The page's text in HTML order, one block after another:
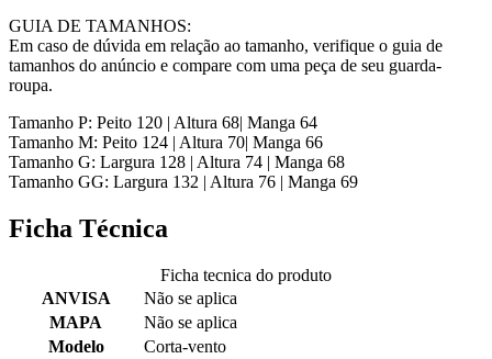
GUIA DE TAMANHOS:
Em caso de dúvida em relação ao tamanho, verifique o guia de
tamanhos do anúncio e compare com uma peça de seu guarda-
roupa.
Tamanho P: Peito 120 | Altura 68| Manga 64
Tamanho M: Peito 124 | Altura 70| Manga 66
Tamanho G: Largura 128 | Altura 74 | Manga 68
Tamanho GG: Largura 132 | Altura 76 | Manga 69
Ficha Técnica
Ficha tecnica do produto
ANVISA
Não se aplica
MAPA
Não se aplica
Modelo
Corta-vento